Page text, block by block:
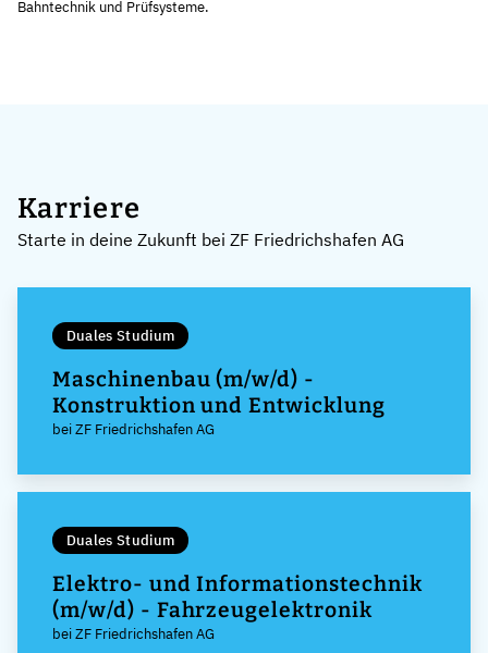
Bahntechnik und Prüfsysteme.
Karriere
Starte in deine Zukunft bei ZF Friedrichshafen AG
Duales Studium
Maschinenbau (m/w/d) -
Konstruktion und Entwicklung
bei ZF Friedrichshafen AG
Duales Studium
Elektro- und Informationstechnik
(m/w/d) - Fahrzeugelektronik
bei ZF Friedrichshafen AG